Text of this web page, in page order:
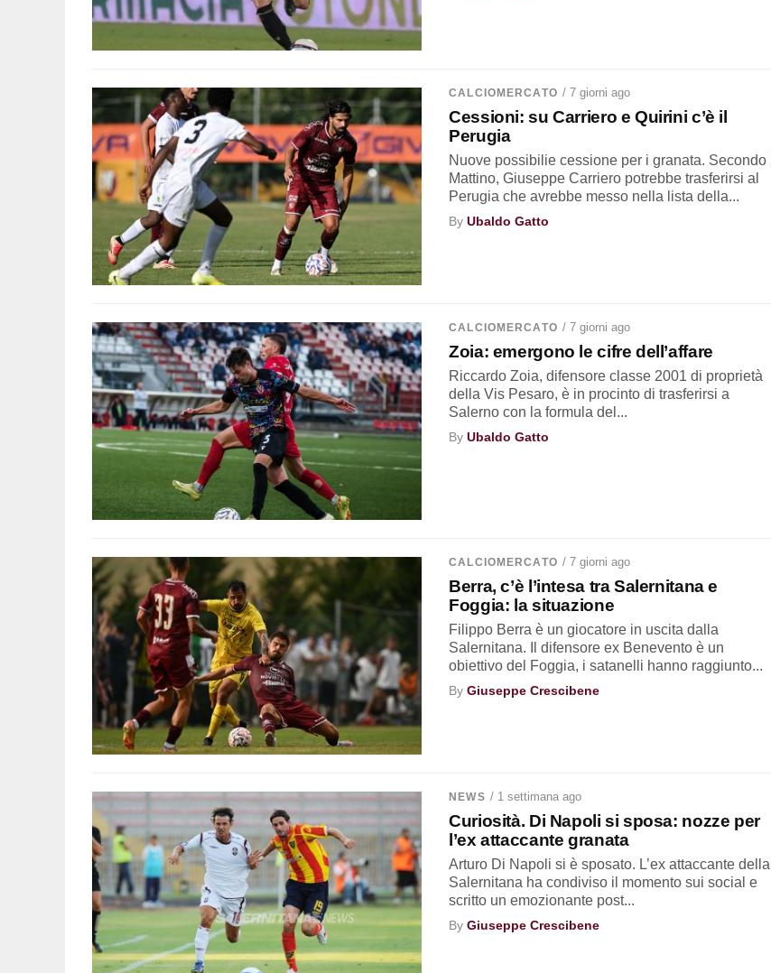
CALCIOMERCATO / 7 giorni ago
Cessioni: su Carriero e Quirini c’è il
Perugia
Nuove possibilie cessione per i granata. Secondo Il
Mattino, Giuseppe Carriero potrebbe trasferirsi al
Perugia che avrebbe messo nella lista della...
ByUbaldo Gatto
CALCIOMERCATO / 7 giorni ago
Zoia: emergono le cifre dell’affare
Riccardo Zoia, difensore classe 2001 di proprietà
della Vis Pesaro, è in procinto di trasferirsi a
Salerno con la formula del...
ByUbaldo Gatto
CALCIOMERCATO / 7 giorni ago
Berra, c’è l’intesa tra Salernitana e
Foggia: la situazione
Filippo Berra è un giocatore in uscita dalla
Salernitana. Il difensore ex Benevento è un
obiettivo del Foggia, i satanelli hanno raggiunto...
ByGiuseppe Crescibene
NEWS / 1 settimana ago
Curiosità. Di Napoli si sposa: nozze per
l’ex attaccante granata
Arturo Di Napoli si è sposato. L’ex attaccante della
Salernitana ha condiviso il momento sui social e
scritto un emozionante post...
ByGiuseppe Crescibene